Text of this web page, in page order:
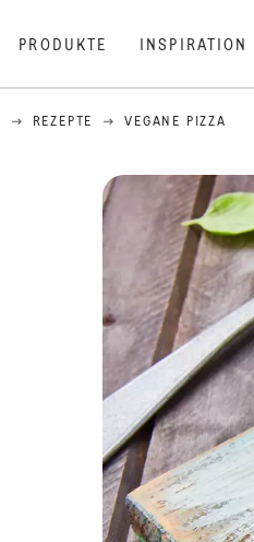
PRODUKTE INSPIRATION
REZEPTE VEGANE PIZZA